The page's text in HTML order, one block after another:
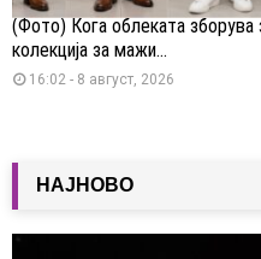
(Фото) Кога облеката зборува
колекција за мажи...
16:02 - 8 август, 2026
НАЈНОВО